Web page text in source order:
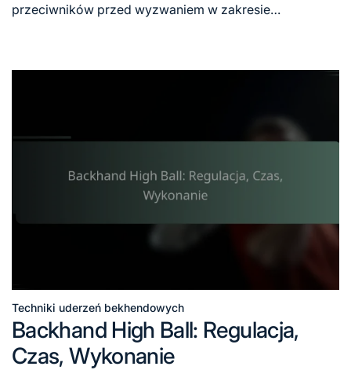
przeciwników przed wyzwaniem w zakresie…
Posted
in
Techniki uderzeń bekhendowych
Backhand High Ball: Regulacja,
Czas, Wykonanie